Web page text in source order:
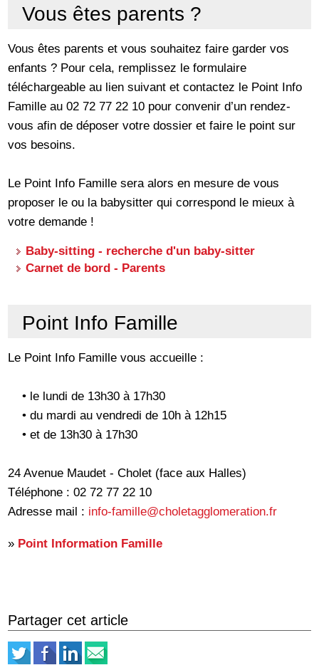
Vous êtes parents ?
Vous êtes parents et vous souhaitez faire garder vos
enfants ? Pour cela, remplissez le formulaire
téléchargeable au lien suivant et contactez le Point Info
Famille au 02 72 77 22 10 pour convenir d’un rendez-
vous afin de déposer votre dossier et faire le point sur
vos besoins.
Le Point Info Famille sera alors en mesure de vous
proposer le ou la babysitter qui correspond le mieux à
votre demande !
Baby-sitting - recherche d'un baby-sitter
Carnet de bord - Parents
Point Info Famille
Le Point Info Famille vous accueille :
• le lundi de 13h30 à 17h30
• du mardi au vendredi de 10h à 12h15
• et de 13h30 à 17h30
24 Avenue Maudet - Cholet (face aux Halles)
Téléphone : 02 72 77 22 10
Adresse mail : info-famille@choletagglomeration.fr
» Point Information Famille
Partager cet article